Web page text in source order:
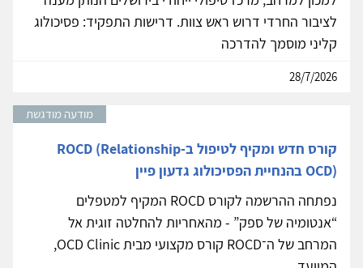
לציבור החרדי דרוש ראש צוות. דרישות התפקיד: פסיכולוג
קליני מוסמך להדרכה
28/7/2026
מודעה מודגשת
קורס חדש ומקיף לטיפול ב-ROCD (Relationship
OCD) בהנחיית הפסיכולוג גדעון פיין
נפתחה ההרשמה לקורס ROCD המקיף למטפלים
“אנטומיה של ספק” - מהאחריות להחלטה זוגית אל
המרחב של ה־ROCD קורס מקצועי מבית OCD Clinic,